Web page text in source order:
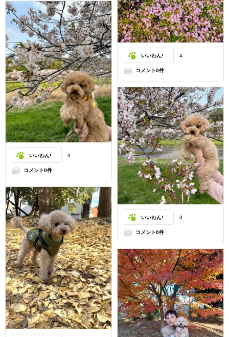
いいわん! 4
コメント0件
いいわん! 3
コメント0件
いいわん! 3
コメント0件